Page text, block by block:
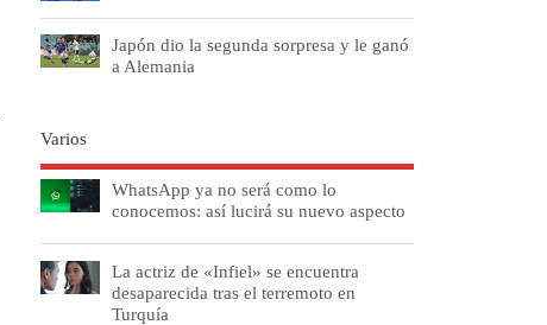
Japón dio la segunda sorpresa y le ganó
a Alemania
Varios
WhatsApp ya no será como lo
conocemos: así lucirá su nuevo aspecto
La actriz de «Infiel» se encuentra
desaparecida tras el terremoto en
Turquía